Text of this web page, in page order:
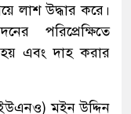
লাশ উদ্ধার করে।
পরিপ্রেক্ষিতে
হয় এবং দাহ করার
মইন উদ্দিন